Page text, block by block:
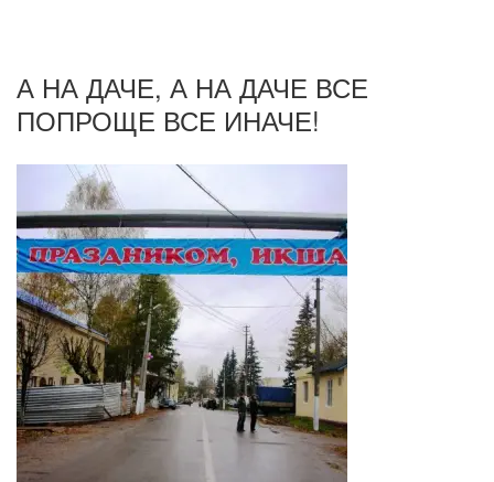
А НА ДАЧЕ, А НА ДАЧЕ ВСЕ
ПОПРОЩЕ ВСЕ ИНАЧЕ!